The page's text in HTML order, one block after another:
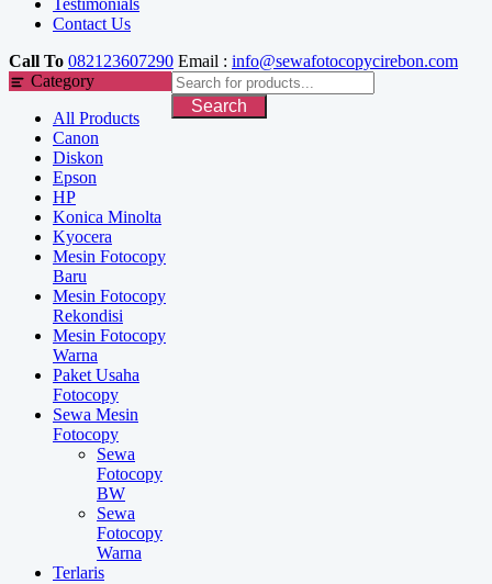
Testimonials
Contact Us
Call To 082123607290 Email : info@sewafotocopycirebon.com
Category
All Products
Canon
Diskon
Epson
HP
Konica Minolta
Kyocera
Mesin Fotocopy
Baru
Mesin Fotocopy
Rekondisi
Mesin Fotocopy
Warna
Paket Usaha
Fotocopy
Sewa Mesin
Fotocopy
Sewa
Fotocopy
BW
Sewa
Fotocopy
Warna
Terlaris
Search